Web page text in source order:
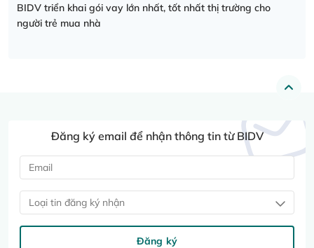
BIDV triển khai gói vay lớn nhất, tốt nhất thị trường cho
người trẻ mua nhà
Đăng ký email để nhận thông tin từ BIDV
Loại tin đăng ký nhận
Đăng ký